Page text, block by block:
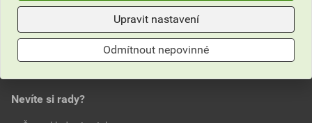
Nevíte si rady?
Upravit nastavení
Odmítnout nepovinné